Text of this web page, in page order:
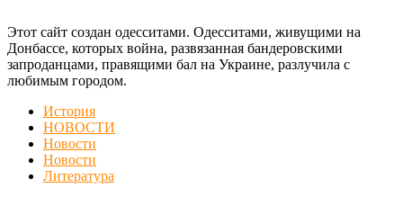
Этот сайт создан одесситами. Одесситами, живущими на
Донбассе, которых война, развязанная бандеровскими
запроданцами, правящими бал на Украине, разлучила с
любимым городом.
История
НОВОСТИ
Новости
Новости
Литература